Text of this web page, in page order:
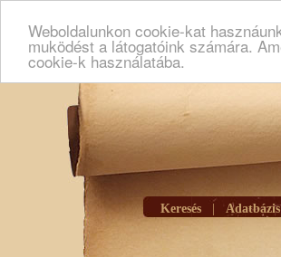
Weboldalunkon cookie-kat
muködést a látogatóink számára.
cookie-k használatába.
Keresés Adatbázis